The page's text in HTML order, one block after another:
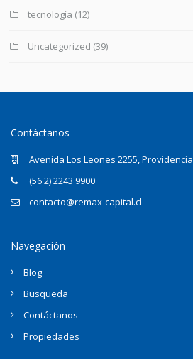
tecnología (12)
Uncategorized (39)
Contáctanos
Avenida Los Leones 2255, Providencia
(56 2) 2243 9900
contacto@remax-capital.cl
Navegación
Blog
Busqueda
Contáctanos
Propiedades